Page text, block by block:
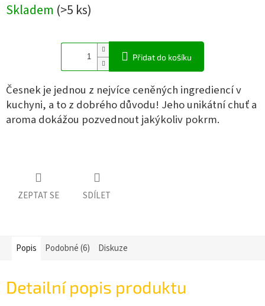
Skladem (>5 ks)
Přidat do košíku
Česnek je jednou z nejvíce ceněných ingrediencí v
kuchyni, a to z dobrého důvodu! Jeho unikátní chuť a
aroma dokážou pozvednout jakýkoliv pokrm.
ZEPTAT SE SDÍLET
Popis Podobné (6) Diskuze
Detailní popis produktu